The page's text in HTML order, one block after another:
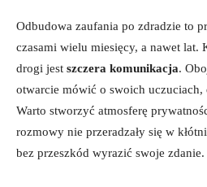
Odbudowa zaufania po zdradzie to
czasami wielu miesięcy, a nawet lat.
drogi jest szczera komunikacja.
otwarcie mówić o swoich
Warto stworzyć atmosferę
rozmowy nie przeradzały się w
bez przeszkód wyrazić swoje zdanie.